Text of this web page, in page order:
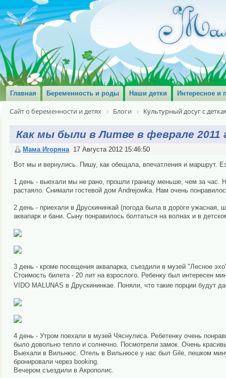
Главная Беременность и роды Наши детки Интересное и
Сайт о беременности и детях Блоги Культурный досуг с
Как мы были в Литве в феврале 2011
Мама Игоряна 17 Августа 2012 15:46:50
Вот мы и вернулись. Пишу, как обещала, впечатления и маршрут.
1 день - выехали мы не рано, прошли границу меньше, чем за час.
растаяло. Снимали гостевой дом Andrejowka. Нам очень
2 день - приехали в Друскининкай (погода была в дороге
аквапарк и бани. Сыну понравилось болтаться на волнах и в
3 день - кроме посещения аквапарка, съездили в музей "Лесное
Стоимость билета - 20 лит на взрослого. Ребенку был интересен
VIDO MALUNAS в Друскининкае. Поняли, что такие порции будут
4 день - Утром поехали в музей Чяснулиса. Ребетенку очень
было довольно тепло и солнечно. Посмотрели замок. Очень
Выехали в Вильнюс. Отель в Вильнюсе у нас был Gile, пешком
бронировали через booking.
Вечером съездили в Акрополис.